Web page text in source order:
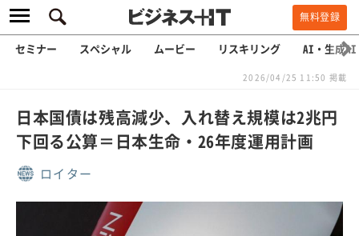
無料登録
セミナー スペシャル ムービー リスキリング AI・生成AI
2026/04/25 11:50 掲載
日本国債は残高減少、入れ替え規模は2兆円
下回る公算＝日本生命・26年度運用計画
ロイター